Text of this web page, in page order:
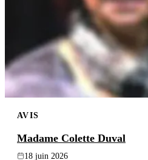
AVIS
Madame Colette Duval
18 juin 2026